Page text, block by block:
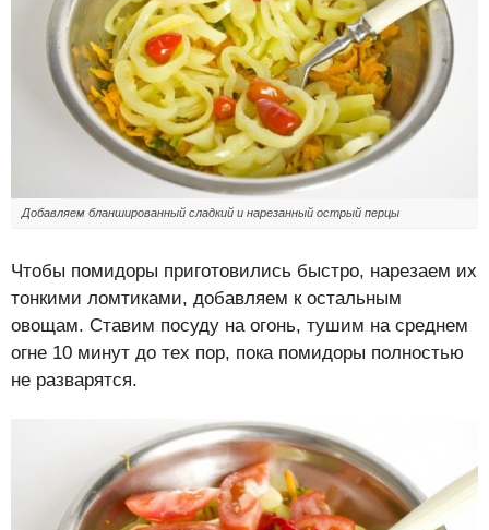
Добавляем бланшированный сладкий и нарезанный острый перцы
Чтобы помидоры приготовились быстро, нарезаем их
тонкими ломтиками, добавляем к остальным
овощам. Ставим посуду на огонь, тушим на среднем
огне 10 минут до тех пор, пока помидоры полностью
не разварятся.